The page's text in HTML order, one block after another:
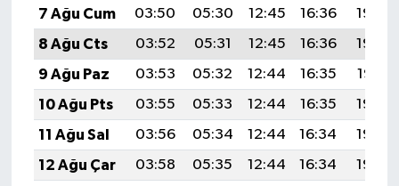
7 Ağu Cum
03:50 05:30 12:45 16:36
19:49
8 Ağu Cts
03:52 05:31 12:45 16:36
19:48
9 Ağu Paz
03:53 05:32 12:44 16:35
19:47
10 Ağu Pts
03:55 05:33 12:44 16:35
19:46
11 Ağu Sal
03:56 05:34 12:44 16:34
19:45
12 Ağu Çar
03:58 05:35 12:44 16:34
19:43